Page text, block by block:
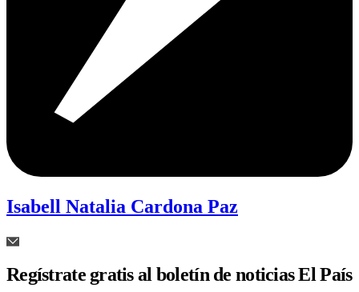
Isabell Natalia Cardona Paz
Regístrate gratis al boletín de noticias El País